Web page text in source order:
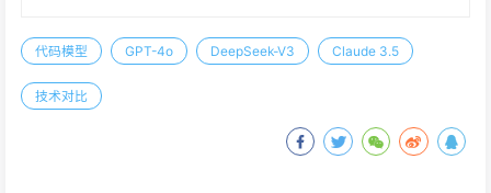
代码模型 GPT-4o DeepSeek-V3 Claude 3.5
技术对比